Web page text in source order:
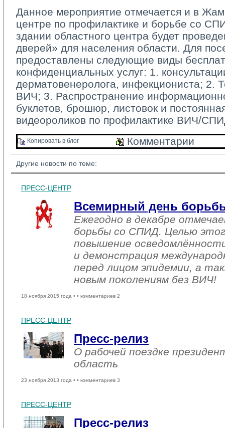
Данное мероприятие отмечается и в
центре по профилактике и борьбе со
здании областного центра будет
дверей» для населения области. Для
предоставлены следующие виды
конфиденциальных услуг: 1.
дерматовенеролога, инфекциониста; 2.
ВИЧ; 3. Распространение
буклетов, брошюр, листовок и
видеороликов по профилактике ВИЧ/
Копировать в блог Комментарии
Другие новости по теме:
ПРЕСС-ЦЕНТР
Всемирный день
Ежегодно в декабре
борьбы со СПИД. Целью
повышение
и демонстрация
перед лицом эпидемии, а
новым поколениям без ВИЧ!
18 ноября 2015 года • • комментариев 2
ПРЕСС-ЦЕНТР
Пресс-релиз
О рабочей поездке
область
23 ноября 2013 года • • комментариев 3
ПРЕСС-ЦЕНТР
Пресс-релиз